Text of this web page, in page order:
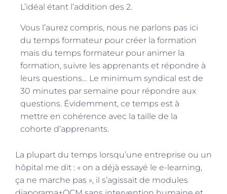
L’idéal étant l’addition des 2.
Vous l’aurez compris, nous ne parlons pas ici
du temps formateur pour créer la formation
mais du temps formateur pour animer la
formation, suivre les apprenants et répondre à
leurs questions… Le minimum syndical est de
30 minutes par semaine pour répondre aux
questions. Évidemment, ce temps est à
mettre en cohérence avec la taille de la
cohorte d’apprenants.
La plupart du temps lorsqu’une entreprise ou un
hôpital me dit : « on a déjà essayé le e-learning,
ça ne marche pas », il s’agissait de modules